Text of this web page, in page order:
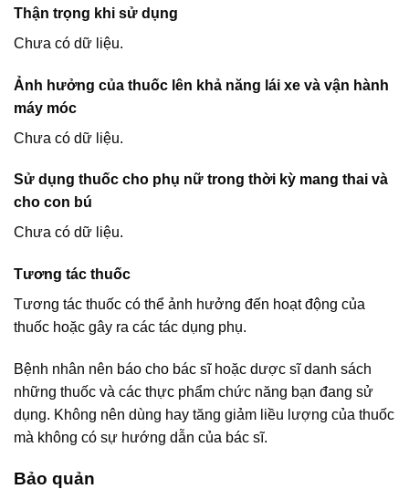
Thận trọng khi sử dụng
Chưa có dữ liệu.
Ảnh hưởng của thuốc lên khả năng lái xe và vận hành
máy móc
Chưa có dữ liệu.
Sử dụng thuốc cho phụ nữ trong thời kỳ mang thai và
cho con bú
Chưa có dữ liệu.
Tương tác thuốc
Tương tác thuốc có thể ảnh hưởng đến hoạt động của
thuốc hoặc gây ra các tác dụng phụ.
Bệnh nhân nên báo cho bác sĩ hoặc dược sĩ danh sách
những thuốc và các thực phẩm chức năng bạn đang sử
dụng. Không nên dùng hay tăng giảm liều lượng của thuốc
mà không có sự hướng dẫn của bác sĩ.
Bảo quản